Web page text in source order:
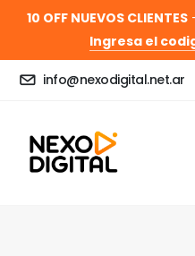
10 OFF NUEVOS CLIENTES
Ingresa el
info@nexodigital.net.ar